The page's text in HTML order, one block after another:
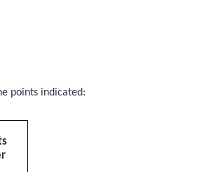
points indicated: